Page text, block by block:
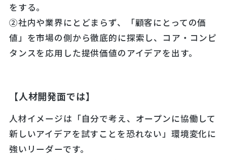
をする。
②社内や業界にとどまらず、「顧客にとっての価
値」を市場の側から徹底的に探索し、コア・コンピ
タンスを応用した提供価値のアイデアを出す。
【人材開発面では】
人材イメージは「自分で考え、オープンに協働して
新しいアイデアを試すことを恐れない」環境変化に
強いリーダーです。